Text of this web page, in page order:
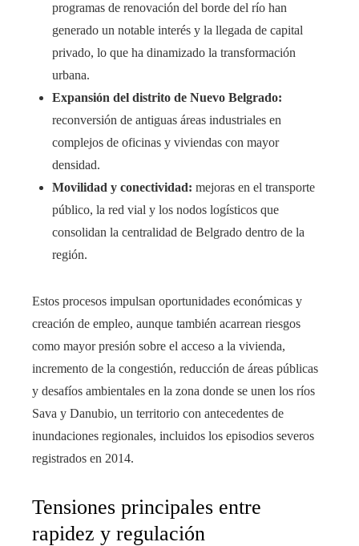
programas de renovación del borde del río han
generado un notable interés y la llegada de capital
privado, lo que ha dinamizado la transformación
urbana.
Expansión del distrito de Nuevo Belgrado:
reconversión de antiguas áreas industriales en
complejos de oficinas y viviendas con mayor
densidad.
Movilidad y conectividad: mejoras en el transporte
público, la red vial y los nodos logísticos que
consolidan la centralidad de Belgrado dentro de la
región.
Estos procesos impulsan oportunidades económicas y
creación de empleo, aunque también acarrean riesgos
como mayor presión sobre el acceso a la vivienda,
incremento de la congestión, reducción de áreas públicas
y desafíos ambientales en la zona donde se unen los ríos
Sava y Danubio, un territorio con antecedentes de
inundaciones regionales, incluidos los episodios severos
registrados en 2014.
Tensiones principales entre
rapidez y regulación